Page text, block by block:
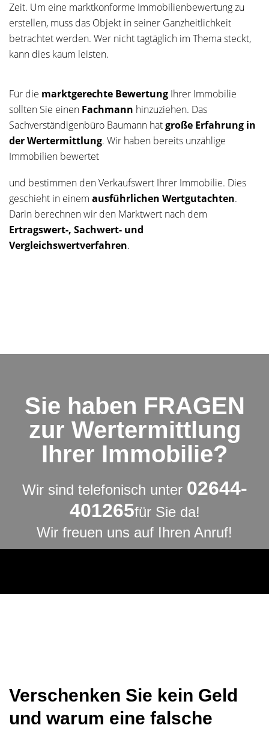
Zeit. Um eine marktkonforme Immobilienbewertung zu
erstellen, muss das Objekt in seiner Ganzheitlichkeit
betrachtet werden. Wer nicht tagtäglich im Thema steckt,
kann dies kaum leisten.
Für die marktgerechte Bewertung Ihrer Immobilie
sollten Sie einen Fachmann hinzuziehen. Das
Sachverständigenbüro Baumann hatgroße Erfahrung in
der Wertermittlung. Wir haben bereits unzählige
Immobilien bewertet
und bestimmen den Verkaufswert Ihrer Immobilie. Dies
geschieht in einem ausführlichen Wertgutachten.
Darin berechnen wir den Marktwert nach dem
Ertragswert-, Sachwert- und
Vergleichswertverfahren.
Sie haben FRAGEN
zur Wertermittlung
Ihrer Immobilie?
Wir sind telefonisch unter 02644-
401265für Sie da!
Wir freuen uns auf Ihren Anruf!
Verschenken Sie kein Geld
und warum eine falsche